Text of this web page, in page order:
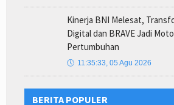
Kinerja BNI Melesat,
Digital dan BRAVE Jadi
Pertumbuhan
🕔 11:35:33, 05 Agu 2026
BERITA POPULER